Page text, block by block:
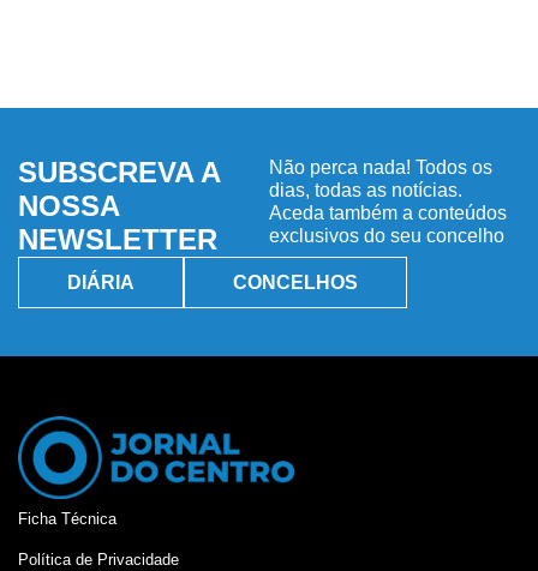
SUBSCREVA A
NOSSA
NEWSLETTER
Não perca nada! Todos os
dias, todas as notícias.
Aceda também a conteúdos
exclusivos do seu concelho
DIÁRIA CONCELHOS
Ficha Técnica
Política de Privacidade